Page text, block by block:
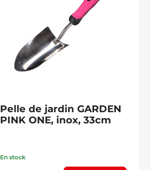
Pelle de jardin GARDEN
PINK ONE, inox, 33cm
En stock